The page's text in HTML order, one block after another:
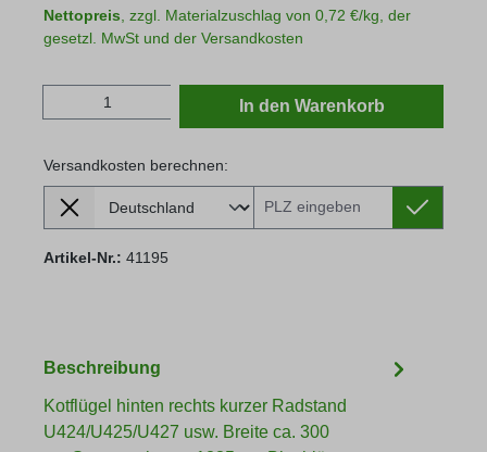
Nettopreis , zzgl. Materialzuschlag von 0,72 €/kg, der
gesetzl. MwSt und der Versandkosten
Produkt Anzahl: Gib den gewünschten
In den Warenkorb
Versandkosten berechnen:
Lieferland
Versandkosten berechnen:
Artikel-Nr.: 41195
Beschreibung
Kotflügel hinten rechts kurzer Radstand
U424/U425/U427 usw. Breite ca. 300